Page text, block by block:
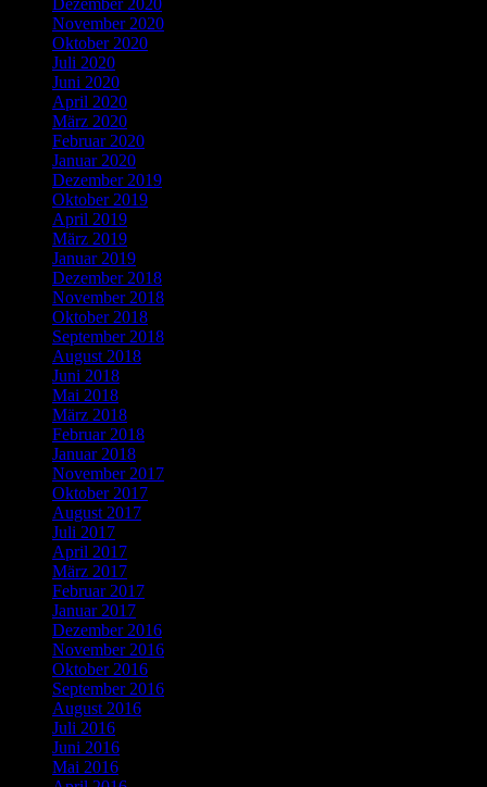
November 2020
Oktober 2020
Juli 2020
Juni 2020
April 2020
März 2020
Februar 2020
Januar 2020
Dezember 2019
Oktober 2019
April 2019
März 2019
Januar 2019
Dezember 2018
November 2018
Oktober 2018
September 2018
August 2018
Juni 2018
Mai 2018
März 2018
Februar 2018
Januar 2018
November 2017
Oktober 2017
August 2017
Juli 2017
April 2017
März 2017
Februar 2017
Januar 2017
Dezember 2016
November 2016
Oktober 2016
September 2016
August 2016
Juli 2016
Juni 2016
Mai 2016